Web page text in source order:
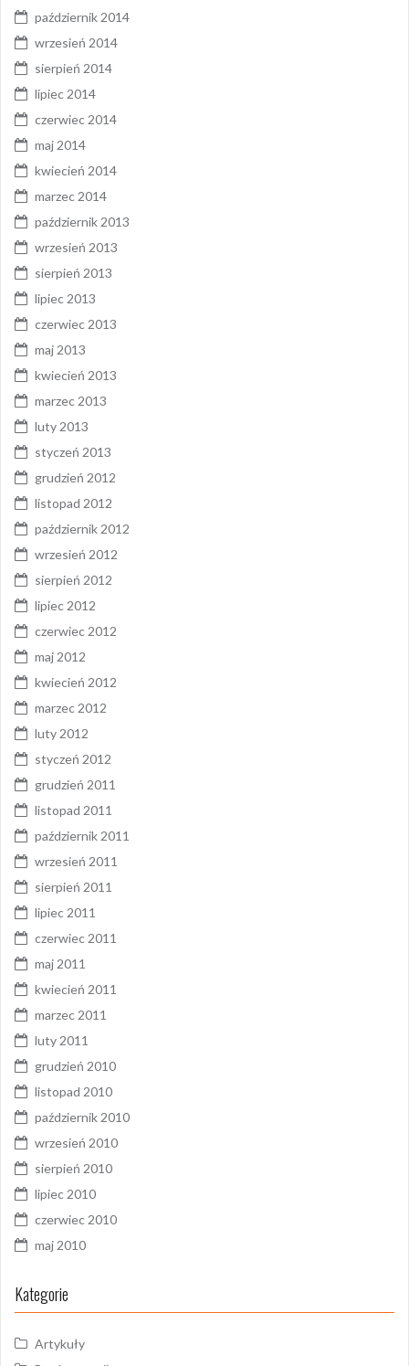
październik 2014
wrzesień 2014
sierpień 2014
lipiec 2014
czerwiec 2014
maj 2014
kwiecień 2014
marzec 2014
październik 2013
wrzesień 2013
sierpień 2013
lipiec 2013
czerwiec 2013
maj 2013
kwiecień 2013
marzec 2013
luty 2013
styczeń 2013
grudzień 2012
listopad 2012
październik 2012
wrzesień 2012
sierpień 2012
lipiec 2012
czerwiec 2012
maj 2012
kwiecień 2012
marzec 2012
luty 2012
styczeń 2012
grudzień 2011
listopad 2011
październik 2011
wrzesień 2011
sierpień 2011
lipiec 2011
czerwiec 2011
maj 2011
kwiecień 2011
marzec 2011
luty 2011
grudzień 2010
listopad 2010
październik 2010
wrzesień 2010
sierpień 2010
lipiec 2010
czerwiec 2010
maj 2010
Kategorie
Artykuły